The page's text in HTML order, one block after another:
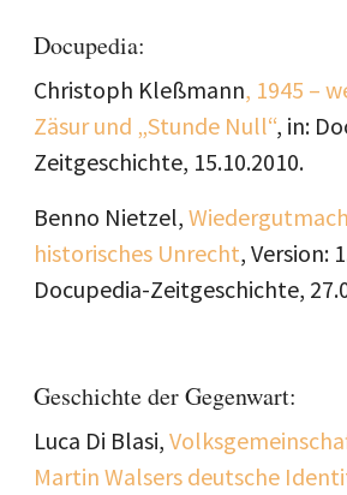
Docupedia:
Christoph Kleßmann, 1945 –
Zäsur und „Stunde Null“, in:
Zeitgeschichte, 15.10.2010.
Benno Nietzel,
historisches Unrecht, Version:
Docupedia-Zeitgeschichte,
Geschichte der Gegenwart:
Luca Di Blasi,
Martin Walsers deutsche